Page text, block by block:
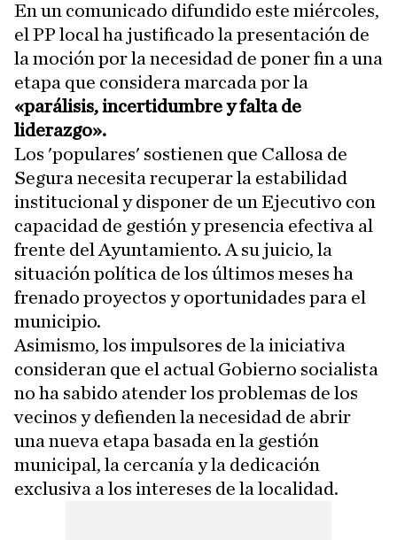
En un comunicado difundido este miércoles,
el PP local ha justificado la presentación de
la moción por la necesidad de poner fin a una
etapa que considera marcada por la
«parálisis, incertidumbre y falta de
liderazgo».
Los 'populares' sostienen que Callosa de
Segura necesita recuperar la estabilidad
institucional y disponer de un Ejecutivo con
capacidad de gestión y presencia efectiva al
frente del Ayuntamiento. A su juicio, la
situación política de los últimos meses ha
frenado proyectos y oportunidades para el
municipio.
Asimismo, los impulsores de la iniciativa
consideran que el actual Gobierno socialista
no ha sabido atender los problemas de los
vecinos y defienden la necesidad de abrir
una nueva etapa basada en la gestión
municipal, la cercanía y la dedicación
exclusiva a los intereses de la localidad.